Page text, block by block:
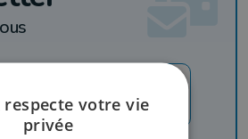
JE M'INSCRIS
respecte votre vie
privée